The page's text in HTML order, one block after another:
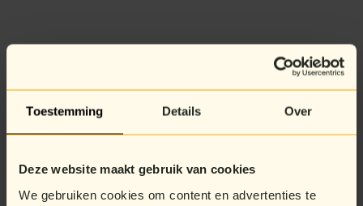
Toestemming Details Over
Deze website maakt gebruik van cookies
We gebruiken cookies om content en advertenties te